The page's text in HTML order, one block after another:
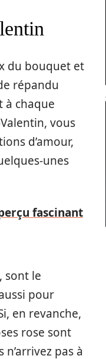
du bouquet et
répandu
à chaque
vous
d’amour,
unes
fascinant
sont le
pour
en revanche,
rose sont
pas à